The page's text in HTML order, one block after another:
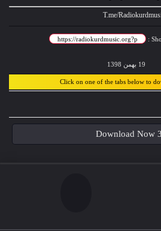
T.me/
19 بهمن 1398
Click on one of the tabs below to
Download Now